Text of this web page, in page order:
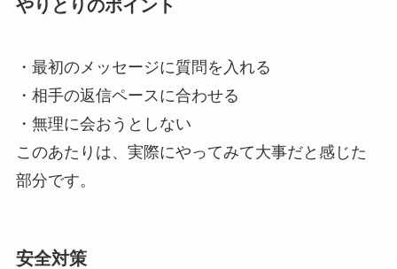
やりとりのポイント
・最初のメッセージに質問を入れる
・相手の返信ペースに合わせる
・無理に会おうとしない
このあたりは、実際にやってみて大事だと感じた
部分です。
安全対策